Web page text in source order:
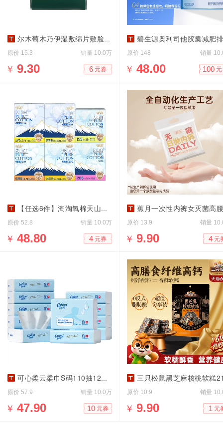
尔木萄木乃伊湿敷绵片敷脸专用
原价 15.3 销量 10.0万
￥ 9.30 6 元券
碧生源奥利司他胶囊减肥排油燃脂丸抗肥胖
原价 148 销量
￥ 48.00 100
【任选6件】淘淘氧棉天山白消毒级卫生巾
原价 52.8 销量 10.0万
￥ 48.80 4 元券
蕉月一次性内裤女灭菌高腰便携日抛孕妇旅游
原价 13.9 销量
￥ 9.90 4 元
可心柔云柔巾S码110抽12包保湿柔纸巾
原价 57.9 销量 10.0万
￥ 47.90 10 元券
三只松鼠黑芝麻核桃软糕210克（约28~30个
原价 10.9 销量
￥ 9.90 1 元